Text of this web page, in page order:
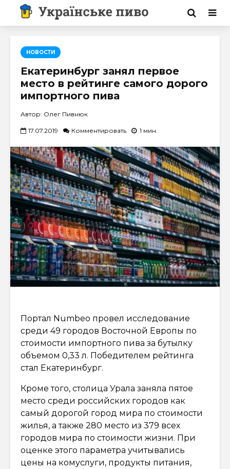
НОВОСТИ
Екатеринбург занял первое
место в рейтинге самого дорого
импортного пива
Автор: Олег Пивнюк
17.07.2019 Комментировать 1 мин.
Портал Numbeo провел исследование
среди 49 городов Восточной Европы по
стоимости импортного пива за бутылку
объемом 0,33 л. Победителем рейтинга
стал Екатеринбург.
Кроме того, столица Урала заняла пятое
место среди российских городов как
самый дорогой город мира по стоимости
жилья, а также 280 место из 379 всех
городов мира по стоимости жизни. При
оценке этого параметра учитывались
цены на комуслуги, продукты питания,